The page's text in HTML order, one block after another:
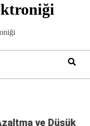
ve Düşük